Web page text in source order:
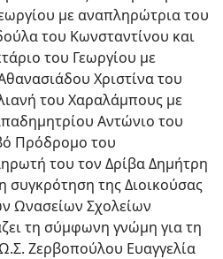
με αναπληρώτρια του
του Κωνσταντίνου και
του Γεωργίου με
Χριστίνα του
του Χαραλάμπους με
Αντώνιο του
Πρόδρομο του
του τον Δρίβα Δημήτρη
συγκρότηση της Διοικούσας
Ωνασείων Σχολείων
τη σύμφωνη γνώμη για τη
Ζερβοπούλου Ευαγγελία